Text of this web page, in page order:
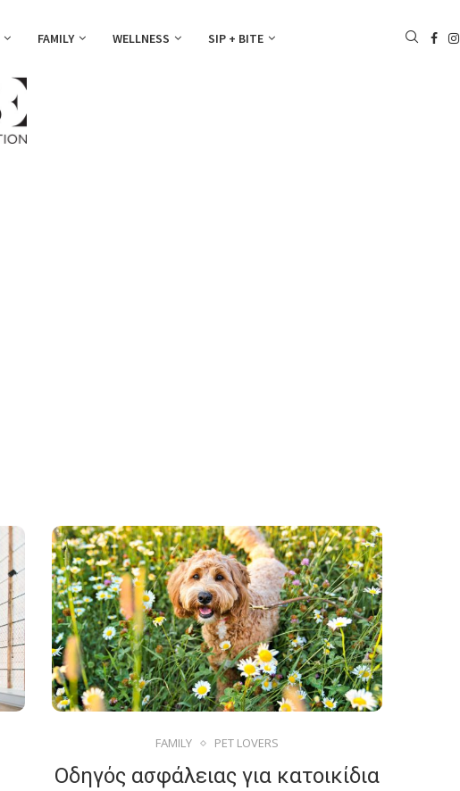
FAMILY WELLNESS SIP + BITE
FAMILY PET LOVERS
Οδηγός ασφάλειας για κατοικίδια